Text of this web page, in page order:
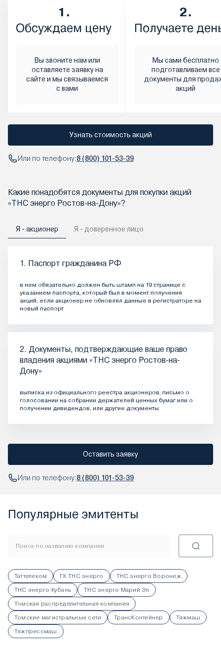
1.
Обсуждаем цену
Вы звоните нам или
оставляете заявку на
сайте и мы связываемся
с вами
2.
Получаете
Мы сами бесплатно
подготавливаем все
документы для
акций
Узнать стоимость акций
Или по телефону:8 (800) 101-53-39
Какие понадобятся документы для покупки акций
«ТНС энерго Ростов-на-Дону»?
Я - акционер Я - доверенное лицо
1. Паспорт гражданина РФ
в нем обязательно должен быть штамп на 19 странице с
указанием паспорта, который был в момент получения
акций, если акционер не обновлял данные в регистраторе на
новый паспорт
2. Документы, подтверждающие ваше право
владения акциями «ТНС энерго Ростов-на-
Дону»
выписка из официального реестра акционеров, письмо о
голосовании на собрании держателей ценных бумаг или о
получении дивидендов, или другие документы
Оставить заявку
Или по телефону:8 (800) 101-53-39
Популярные эмитенты
Таттелеком ГК ТНС энерго
ТНС энерго Воронеж
ТНС энерго Кубань
ТНС энерго Марий Эл
Томская распределительная компания
Томские магистральные сети
ТрансКонтейнер
Тяжмаш
Тяжпрессмаш